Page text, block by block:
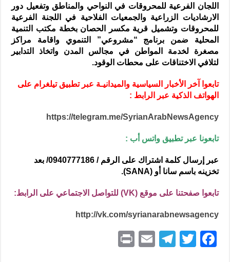
اللجان الفرعية للمحروقات في النواحي والمناطق وتفعيل دور
الارشاديات الزراعية والجمعيات الفلاحية في اللجنة الفرعية
للمحروقات وتشميل قرية مكسر الحصان بخطة مكتب التنمية
المحلية ضمن برنامج “مشروعي” التنموي واقامة مراكز
مصغرة لخدمة المواطن في مجالس المدن واتخاذ التدابير
لتلافي الاختناقات على محطات الوقود.
تابعوا آخر الأخبار السياسية والميدانيـة عبر تطبيق تيلغرام على
الهواتف الذكية عبر الرابط :
https://telegram.me/SyrianArabNewsAgency
تابعونا عبر تطبيق واتس أب :
عبر إرسال كلمة اشتراك على الرقم / 0940777186/ بعد
تخزينه باسم سانا أو (SANA).
تابعوا صفحتنا على موقع (VK) للتواصل الاجتماعي على الرابط:
http://vk.com/syrianarabnewsagency
F
T
T
E